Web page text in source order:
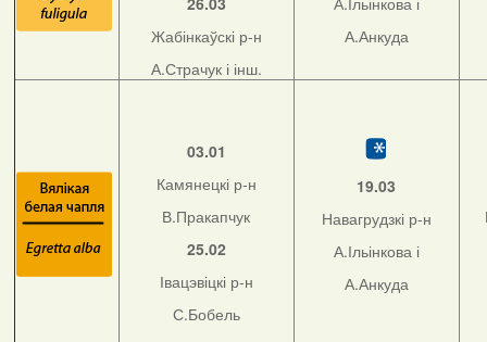
Жабінкаўскі р-н
А.Страчук і інш.
А.Анкуда
03.01
Камянецкі р-н
В.Пракапчук
25.02
Івацэвіцкі р-н
С.Бобель
19.03
Навагрудзкі р-н
А.Ільінкова і
А.Анкуда